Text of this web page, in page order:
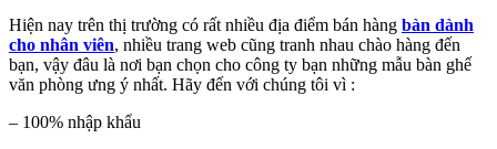
Hiện nay trên thị trường có rất nhiều địa điểm bán hàng bàn dành
cho nhân viên, nhiều trang web cũng tranh nhau chào hàng đến
bạn, vậy đâu là nơi bạn chọn cho công ty bạn những mẫu bàn ghế
văn phòng ưng ý nhất. Hãy đến với chúng tôi vì :
– 100% nhập khẩu